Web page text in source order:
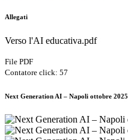
Allegati
Verso l'AI educativa.pdf
File PDF
Contatore click: 57
Next Generation AI – Napoli ottobre 2025